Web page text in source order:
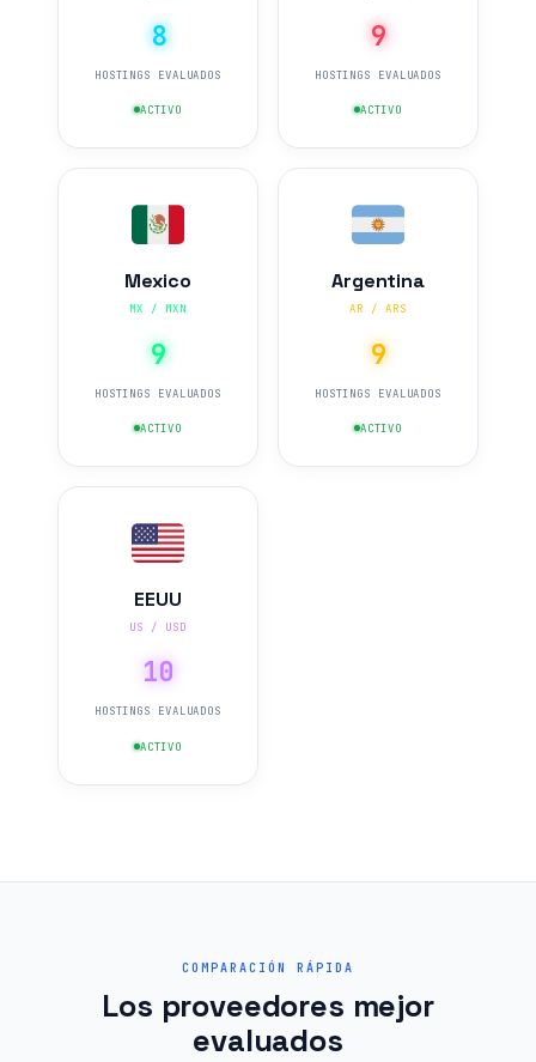
8
HOSTINGS EVALUADOS
ACTIVO
9
HOSTINGS EVALUADOS
ACTIVO
Mexico
MX / MXN
9
HOSTINGS EVALUADOS
ACTIVO
Argentina
AR / ARS
9
HOSTINGS EVALUADOS
ACTIVO
EEUU
US / USD
10
HOSTINGS EVALUADOS
ACTIVO
COMPARACIÓN RÁPIDA
Los proveedores mejor
evaluados